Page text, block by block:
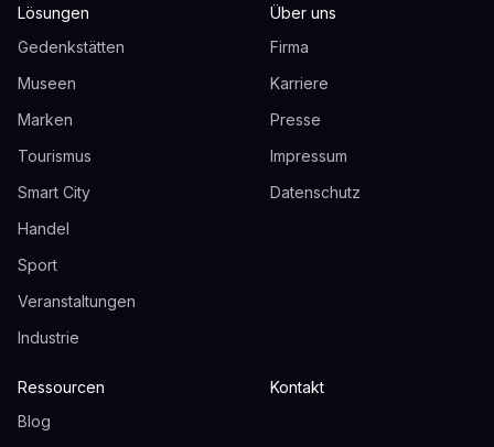
Lösungen
Gedenkstätten
Museen
Marken
Tourismus
Smart City
Handel
Sport
Veranstaltungen
Industrie
Über uns
Firma
Karriere
Presse
Impressum
Datenschutz
Ressourcen
Blog
Kontakt